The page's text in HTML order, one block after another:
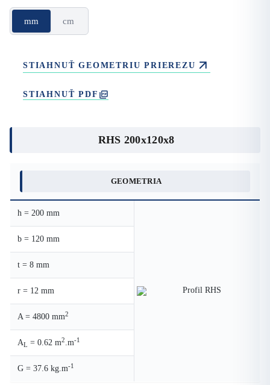
mm cm
STIAHNUŤ GEOMETRIU PRIEREZU
STIAHNUŤ PDF
RHS 200x120x8
GEOMETRIA
h = 200 mm
b = 120 mm
t = 8 mm
r = 12 mm
A = 4800 mm2
AL = 0.62 m2.m-1
G = 37.6 kg.m-1